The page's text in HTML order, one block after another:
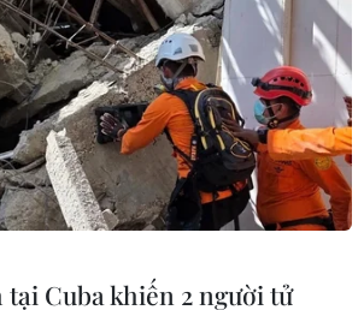
điều hành #Instagram #RIM
Cuba khiến 2 người tử